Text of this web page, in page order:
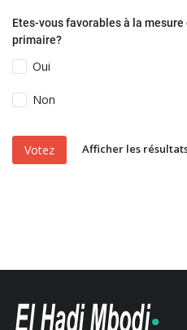
Etes-vous favorables à la
primaire?
Oui
Non
Votez Afficher les